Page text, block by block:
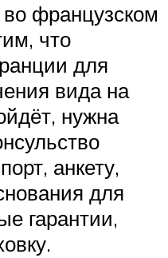
французском
что
для
вида на
нужна
анкету,
для
гарантии,